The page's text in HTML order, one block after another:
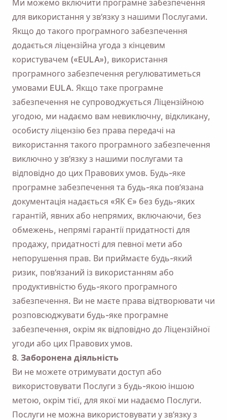
Ми можемо включити програмне забезпечення
для використання у зв’язку з нашими Послугами.
Якщо до такого програмного забезпечення
додається ліцензійна угода з кінцевим
користувачем («EULA»), використання
програмного забезпечення регулюватиметься
умовами EULA. Якщо таке програмне
забезпечення не супроводжується Ліцензійною
угодою, ми надаємо вам невиключну, відкликану,
особисту ліцензію без права передачі на
використання такого програмного забезпечення
виключно у зв’язку з нашими послугами та
відповідно до цих Правових умов. Будь-яке
програмне забезпечення та будь-яка пов’язана
документація надається «ЯК Є» без будь-яких
гарантій, явних або непрямих, включаючи, без
обмежень, непрямі гарантії придатності для
продажу, придатності для певної мети або
непорушення прав. Ви приймаєте будь-який
ризик, пов’язаний із використанням або
продуктивністю будь-якого програмного
забезпечення. Ви не маєте права відтворювати чи
розповсюджувати будь-яке програмне
забезпечення, окрім як відповідно до Ліцензійної
угоди або цих Правових умов.
8. Заборонена діяльність
Ви не можете отримувати доступ або
використовувати Послуги з будь-якою іншою
метою, окрім тієї, для якої ми надаємо Послуги.
Послуги не можна використовувати у зв’язку з